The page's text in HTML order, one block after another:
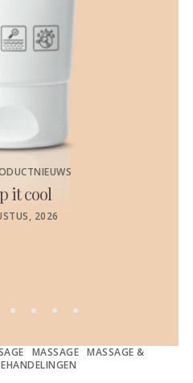
it cool
2026
MASSAGE MASSAGE &